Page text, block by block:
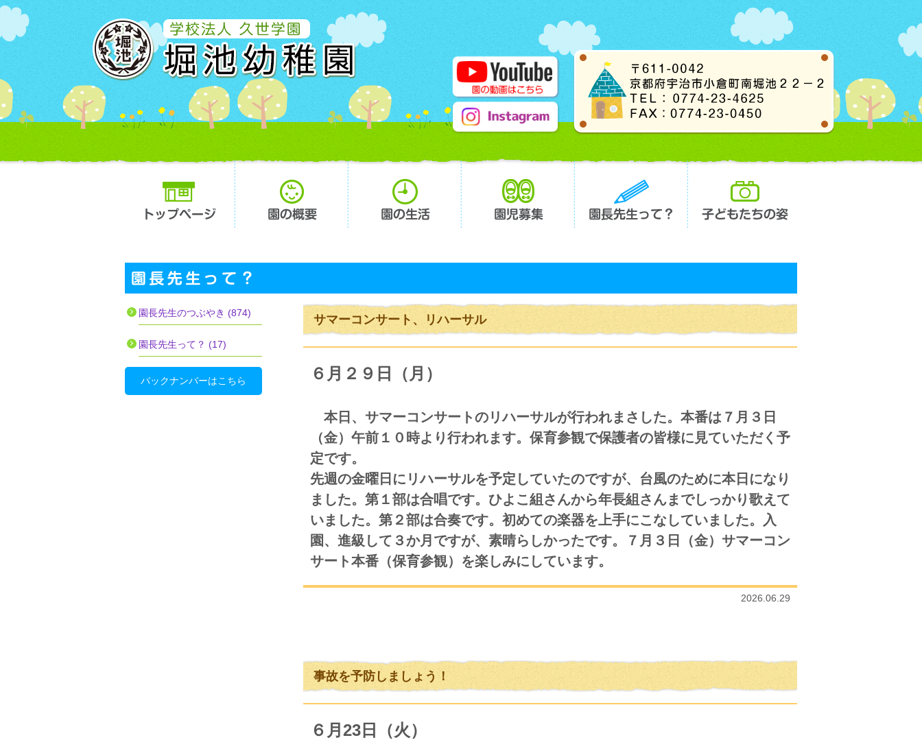
園長先生のつぶやき (874)
園長先生って？ (17)
バックナンバーはこちら
サマーコンサート、リハーサル
６月２９日（月）
本日、サマーコンサートのリハーサルが行われまさした。本番は７月３日
（金）午前１０時より行われます。保育参観で保護者の皆様に見ていただく予
定です。
先週の金曜日にリハーサルを予定していたのですが、台風のために本日になり
ました。第１部は合唱です。ひよこ組さんから年長組さんまでしっかり歌えて
いました。第２部は合奏です。初めての楽器を上手にこなしていました。入
園、進級して３か月ですが、素晴らしかったです。７月３日（金）サマーコン
サート本番（保育参観）を楽しみにしています。
2026.06.29
事故を予防しましょう！
６月23日（火）